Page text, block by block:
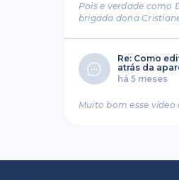
Pois e verdade como
brigada dona
Re: Como
atrás da
há 5 meses
Muito bom esse vídeo